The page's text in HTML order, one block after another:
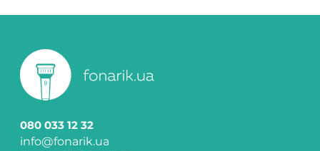
080 033 12 32
info@fonarik.ua